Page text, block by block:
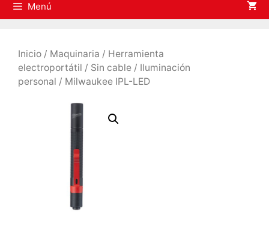
Menú
Inicio / Maquinaria / Herramienta
electroportátil / Sin cable / Iluminación
personal / Milwaukee IPL-LED